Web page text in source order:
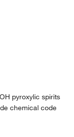
pyroxylic spirits
chemical code